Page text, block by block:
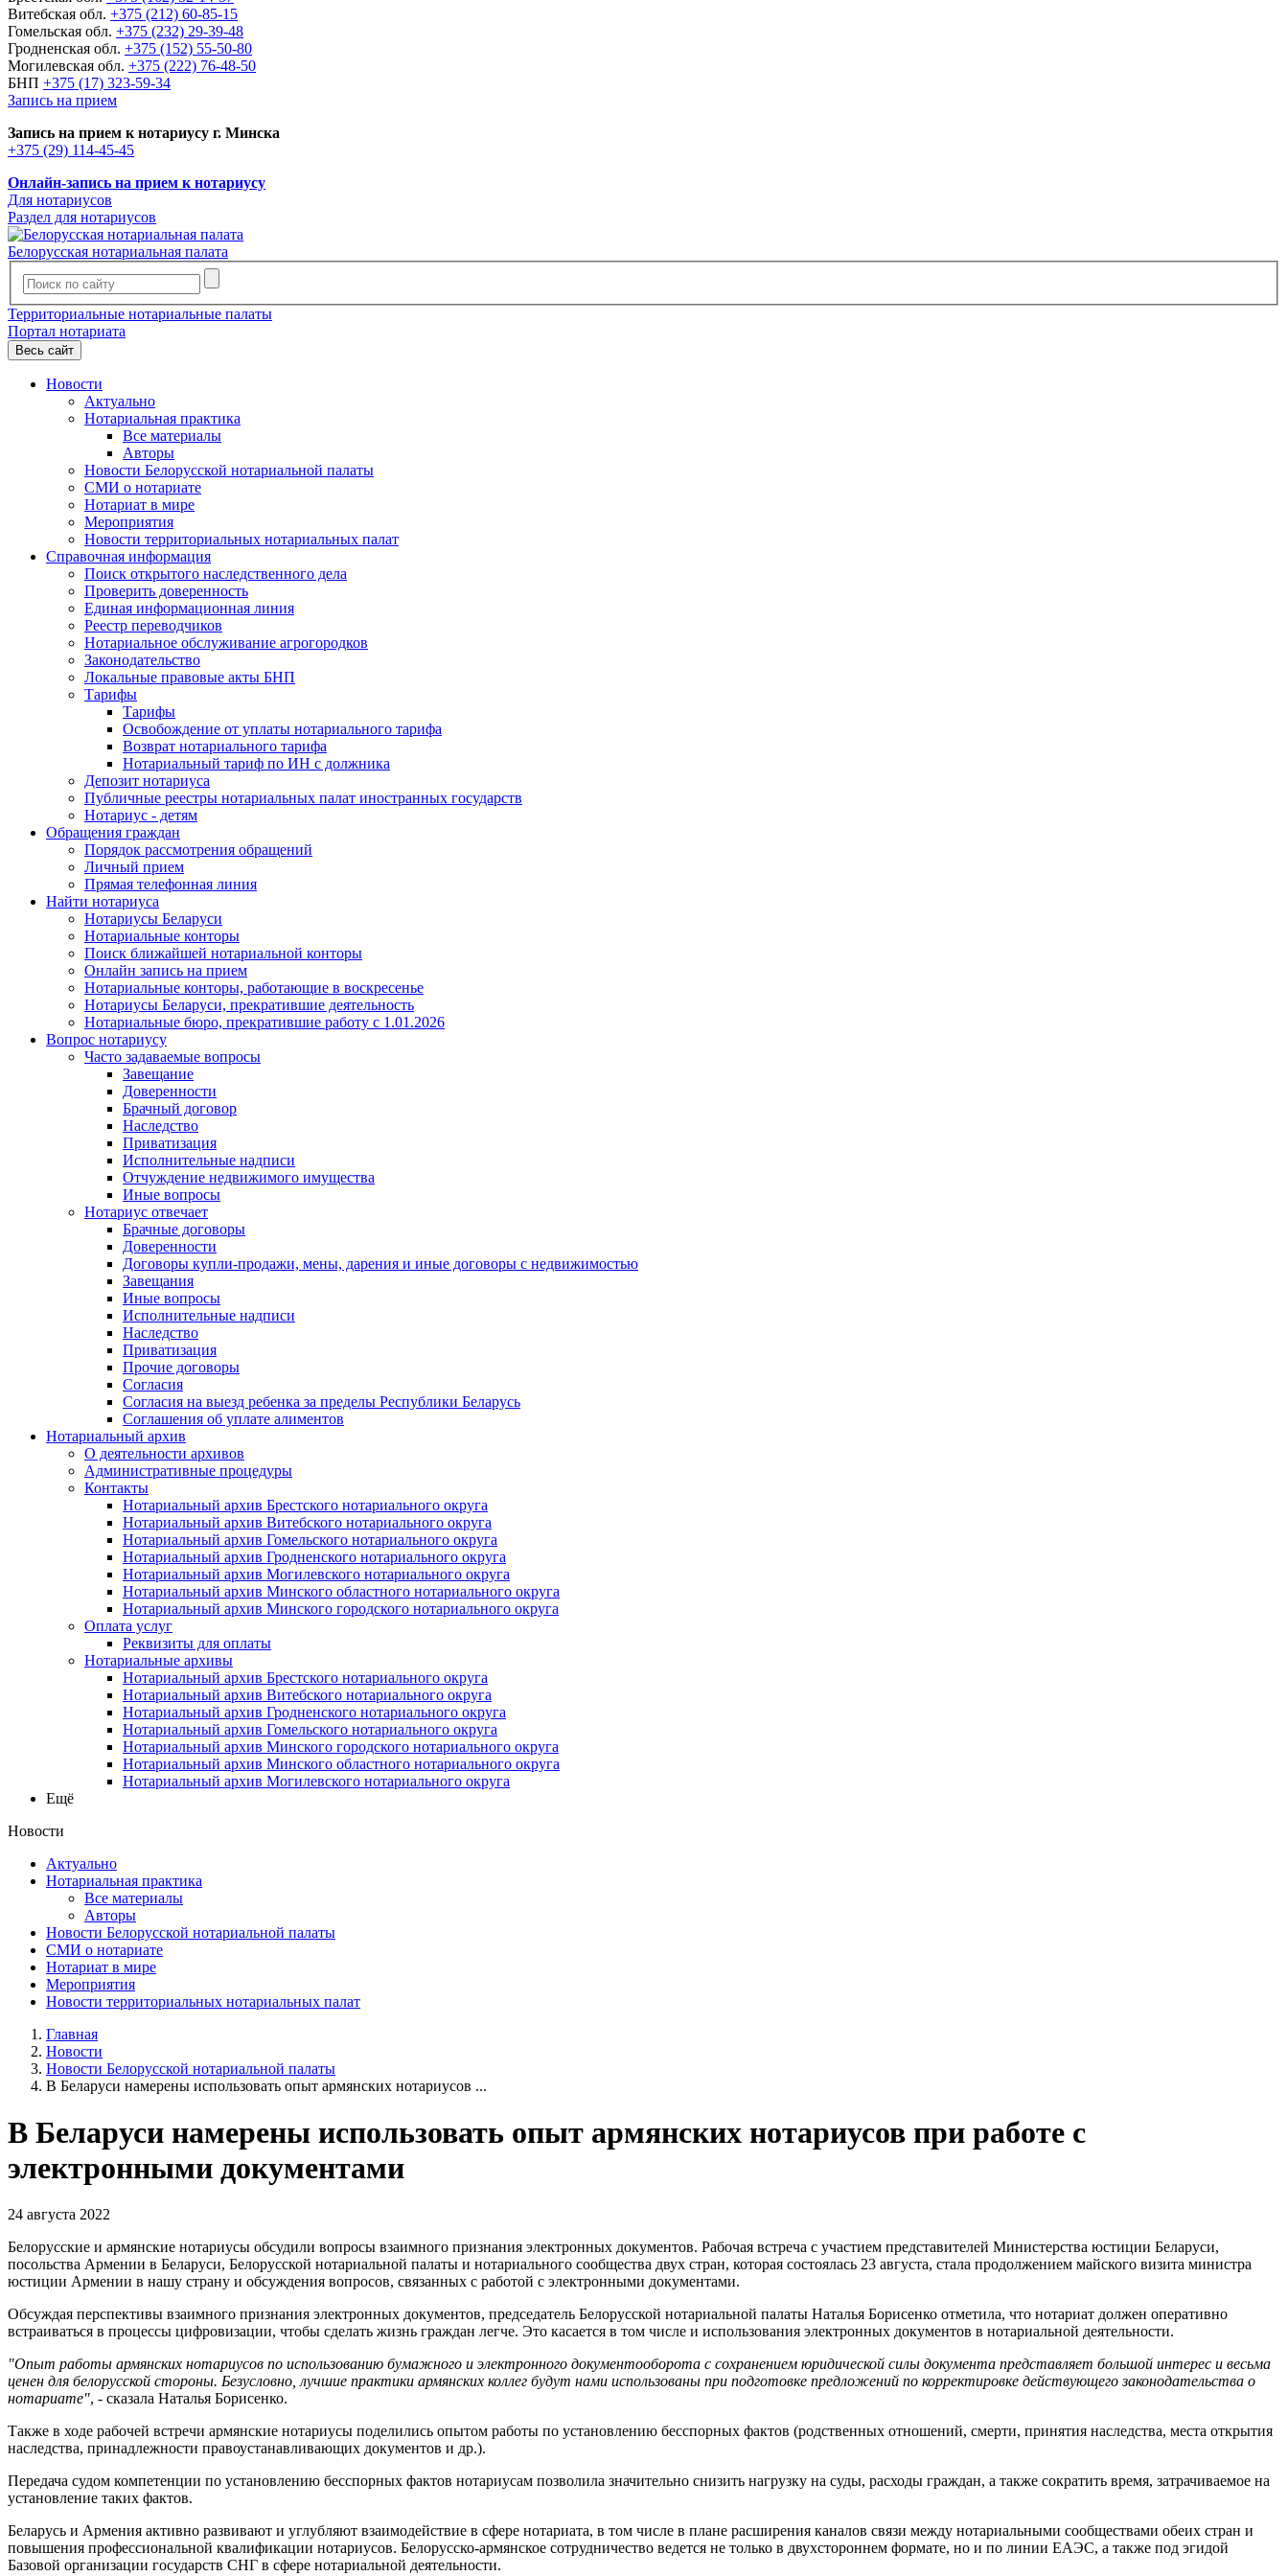
Витебская обл. +375 (212) 60-85-15
Гомельская обл. +375 (232) 29-39-48
Гродненская обл. +375 (152) 55-50-80
Могилевская обл. +375 (222) 76-48-50
БНП +375 (17) 323-59-34
Запись на прием
Запись на прием к нотариусу г. Минска
+375 (29) 114-45-45
Онлайн-запись на прием к нотариусу
Для нотариусов
Раздел для нотариусов
Белорусская нотариальная палата
Территориальные нотариальные палаты
Портал нотариата
Весь сайт
Новости
Актуально
Нотариальная практика
Все материалы
Авторы
Новости Белорусской нотариальной палаты
СМИ о нотариате
Нотариат в мире
Мероприятия
Новости территориальных нотариальных палат
Справочная информация
Поиск открытого наследственного дела
Проверить доверенность
Единая информационная линия
Реестр переводчиков
Нотариальное обслуживание агрогородков
Законодательство
Локальные правовые акты БНП
Тарифы
Тарифы
Освобождение от уплаты нотариального тарифа
Возврат нотариального тарифа
Нотариальный тариф по ИН с должника
Депозит нотариуса
Публичные реестры нотариальных палат иностранных государств
Нотариус - детям
Обращения граждан
Порядок рассмотрения обращений
Личный прием
Прямая телефонная линия
Найти нотариуса
Нотариусы Беларуси
Нотариальные конторы
Поиск ближайшей нотариальной конторы
Онлайн запись на прием
Нотариальные конторы, работающие в воскресенье
Нотариусы Беларуси, прекратившие деятельность
Нотариальные бюро, прекратившие работу с 1.01.2026
Вопрос нотариусу
Часто задаваемые вопросы
Завещание
Доверенности
Брачный договор
Наследство
Приватизация
Исполнительные надписи
Отчуждение недвижимого имущества
Иные вопросы
Нотариус отвечает
Брачные договоры
Доверенности
Договоры купли-продажи, мены, дарения и иные договоры с недвижимостью
Завещания
Иные вопросы
Исполнительные надписи
Наследство
Приватизация
Прочие договоры
Согласия
Согласия на выезд ребенка за пределы Республики Беларусь
Соглашения об уплате алиментов
Нотариальный архив
О деятельности архивов
Административные процедуры
Контакты
Нотариальный архив Брестского нотариального округа
Нотариальный архив Витебского нотариального округа
Нотариальный архив Гомельского нотариального округа
Нотариальный архив Гродненского нотариального округа
Нотариальный архив Могилевского нотариального округа
Нотариальный архив Минского областного нотариального округа
Нотариальный архив Минского городского нотариального округа
Оплата услуг
Реквизиты для оплаты
Нотариальные архивы
Нотариальный архив Брестского нотариального округа
Нотариальный архив Витебского нотариального округа
Нотариальный архив Гродненского нотариального округа
Нотариальный архив Гомельского нотариального округа
Нотариальный архив Минского городского нотариального округа
Нотариальный архив Минского областного нотариального округа
Нотариальный архив Могилевского нотариального округа
Ещё
Новости
Актуально
Нотариальная практика
Все материалы
Авторы
Новости Белорусской нотариальной палаты
СМИ о нотариате
Нотариат в мире
Мероприятия
Новости территориальных нотариальных палат
Главная
Новости
Новости Белорусской нотариальной палаты
В Беларуси намерены использовать опыт армянских нотариусов ...
В Беларуси намерены использовать опыт армянских нотариусов при работе с
электронными документами
24 августа 2022
Белорусские и армянские нотариусы обсудили вопросы взаимного признания электронных документов. Рабочая встреча с участием представителей Министерства юстиции Беларуси,
посольства Армении в Беларуси, Белорусской нотариальной палаты и нотариального сообщества двух стран, которая состоялась 23 августа, стала продолжением майского визита министра
юстиции Армении в нашу страну и обсуждения вопросов, связанных с работой с электронными документами.
Обсуждая перспективы взаимного признания электронных документов, председатель Белорусской нотариальной палаты Наталья Борисенко отметила, что нотариат должен оперативно
встраиваться в процессы цифровизации, чтобы сделать жизнь граждан легче. Это касается в том числе и использования электронных документов в нотариальной деятельности.
"Опыт работы армянских нотариусов по использованию бумажного и электронного документооборота с сохранением юридической силы документа представляет большой интерес и весьма
ценен для белорусской стороны. Безусловно, лучшие практики армянских коллег будут нами использованы при подготовке предложений по корректировке действующего законодательства о
нотариате", - сказала Наталья Борисенко.
Также в ходе рабочей встречи армянские нотариусы поделились опытом работы по установлению бесспорных фактов (родственных отношений, смерти, принятия наследства, места открытия
наследства, принадлежности правоустанавливающих документов и др.).
Передача судом компетенции по установлению бесспорных фактов нотариусам позволила значительно снизить нагрузку на суды, расходы граждан, а также сократить время, затрачиваемое на
установление таких фактов.
Беларусь и Армения активно развивают и углубляют взаимодействие в сфере нотариата, в том числе в плане расширения каналов связи между нотариальными сообществами обеих стран и
повышения профессиональной квалификации нотариусов. Белорусско-армянское сотрудничество ведется не только в двухстороннем формате, но и по линии ЕАЭС, а также под эгидой
Базовой организации государств СНГ в сфере нотариальной деятельности.